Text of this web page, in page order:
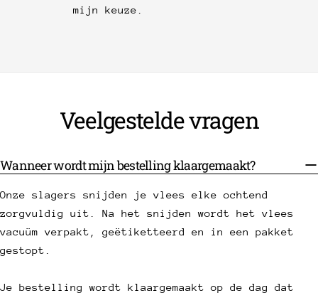
mijn keuze.
Veelgestelde vragen
Wanneer wordt mijn bestelling klaargemaakt?
Onze slagers snijden je vlees elke ochtend
zorgvuldig uit. Na het snijden wordt het vlees
vacuüm verpakt, geëtiketteerd en in een pakket
gestopt.
Je bestelling wordt klaargemaakt op de dag dat